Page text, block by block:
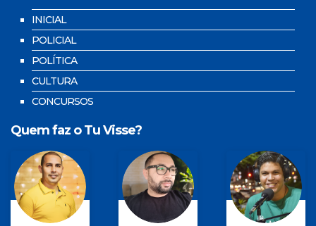
INICIAL
POLICIAL
POLÍTICA
CULTURA
CONCURSOS
Quem faz o Tu Visse?